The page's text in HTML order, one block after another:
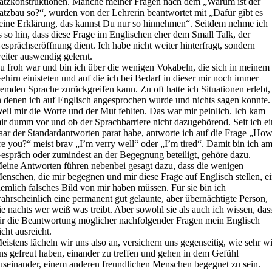
so?“, wurden von der Lehrerin beantwortet mit „Dafür gibt es
Erklärung, das kannst Du nur so hinnehmen“. Seitdem nehme ich
so hin, dass diese Frage im Englischen eher dem Small Talk, der
dient. Ich habe nicht weiter hinterfragt, sondern
auswendig gelernt.
froh war und bin ich über die wenigen Vokabeln, die sich in meinem
einisteten und auf die ich bei Bedarf in dieser mir noch immer
Sprache zurückgreifen kann. Zu oft hatte ich Situationen erlebt,
denen ich auf Englisch angesprochen wurde und nichts sagen konnte.
mir die Worte und der Mut fehlten. Das war mir peinlich. Ich kam
dumm vor und ob der Sprachbarriere nicht dazugehörend. Seit ich
der Standardantworten parat habe, antworte ich auf die Frage
you?“ meist brav „I’m verry well“ oder „I’m tired“. Damit bin ich
oder zumindest an der Begegnung beteiligt, gehöre dazu.
Antworten führen nebenbei gesagt dazu, dass die wenigen
die mir begegnen und mir diese Frage auf Englisch stellen,
falsches Bild von mir haben müssen. Für sie bin ich
eine permanent gut gelaunte, aber übernächtigte Person,
nachts wer weiß was treibt. Aber sowohl sie als auch ich wissen,
die Beantwortung möglicher nachfolgender Fragen mein Englisch
ausreicht.
lächeln wir uns also an, versichern uns gegenseitig, wie sehr
gefreut haben, einander zu treffen und gehen in dem Gefühl
einem anderen freundlichen Menschen begegnet zu sein.